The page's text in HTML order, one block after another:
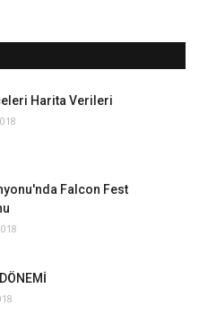
Harita Verileri
Falcon Fest